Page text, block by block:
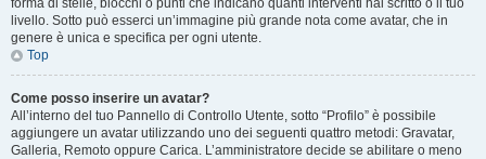
forma di stelle, blocchi o punti che indicano quanti interventi hai scritto o il tuo
livello. Sotto può esserci un’immagine più grande nota come avatar, che in
genere è unica e specifica per ogni utente.
Top
Come posso inserire un avatar?
All’interno del tuo Pannello di Controllo Utente, sotto “Profilo” è possibile
aggiungere un avatar utilizzando uno dei seguenti quattro metodi: Gravatar,
Galleria, Remoto oppure Carica. L’amministratore decide se abilitare o meno